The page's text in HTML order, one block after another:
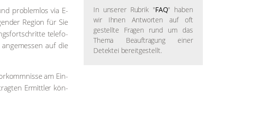
pro­blem­los via E-
Regi­on für Sie
tele­fo­
auf die
am Ein­
Ermitt­ler kön­
In unserer Rubrik "FAQ" haben
wir Ihnen Antworten auf oft
gestellte Fragen rund um das
Thema Beauftragung einer
Detektei bereitgestellt.